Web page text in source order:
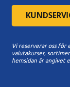
Vi reserverar oss för
valutakurser,
hemsidan är angivet